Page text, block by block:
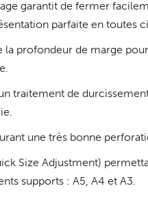
garantit de fermer
parfaite en toutes
la profondeur de marge
traitement de
une très bonne
Size Adjustment)
supports : A5, A4 et A3.